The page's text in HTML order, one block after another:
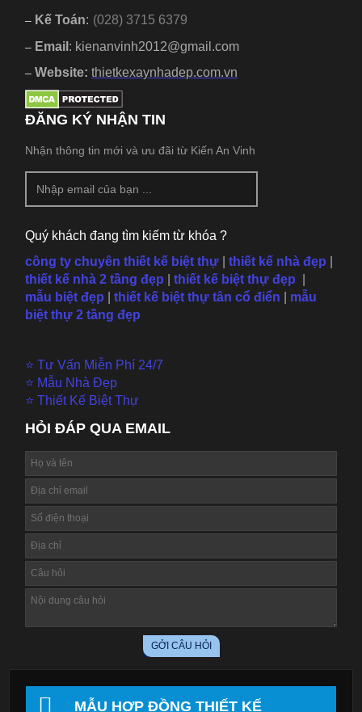
– Kế Toán: (028) 3715 6379
– Email : kienanvinh2012@gmail.com
– Website:thietkexaynhadep.com.vn
ĐĂNG KÝ NHẬN TIN
Nhận thông tin mới và ưu đãi từ Kiến An Vinh
Quý khách đang tìm kiếm từ khóa ?
công ty chuyên thiết kế biệt thự |thiết kế nhà đẹp
thiết kế nhà 2 tầng đẹp
thiết kế biệt thự đẹp
mẫu biệt đẹp thiết kế biệt thự tân cổ điển
mẫu
biệt thự 2 tầng đẹp
⭐ Tư Vấn Miễn Phí 24/7
⭐ Mẫu Nhà Đẹp
⭐ Thiết Kế Biệt Thự
HỎI ĐÁP QUA EMAIL
MẪU HỢP ĐỒNG THIẾT KẾ